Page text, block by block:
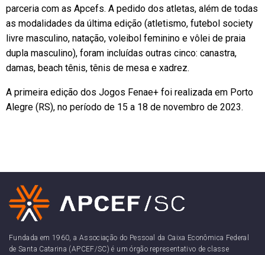
parceria com as Apcefs. A pedido dos atletas, além de todas
as modalidades da última edição (atletismo, futebol society
livre masculino, natação, voleibol feminino e vôlei de praia
dupla masculino), foram incluídas outras cinco: canastra,
damas, beach tênis, tênis de mesa e xadrez.
A primeira edição dos Jogos Fenae+ foi realizada em Porto
Alegre (RS), no período de 15 a 18 de novembro de 2023.
Fundada em 1960, a Associação do Pessoal da Caixa Econômica Federal
de Santa Catarina (APCEF/SC) é um órgão representativo de classe